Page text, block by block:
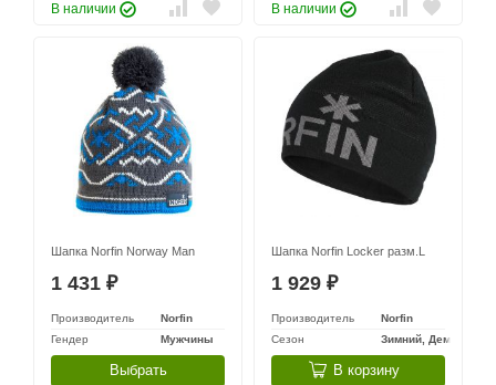
В наличии В наличии
Шапка Norfin Norway Man
1 431 ₽
Производитель
Norfin
Гендер
Мужчины
Выбрать
Шапка Norfin Locker разм.L
1 929 ₽
Производитель
Norfin
Сезон
Зимний,
В корзину